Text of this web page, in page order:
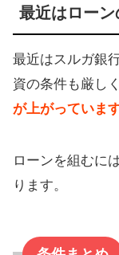
最近はロー
最近はスルガ銀
資の条件も厳し
が上がっていま
ローンを組むに
ります。